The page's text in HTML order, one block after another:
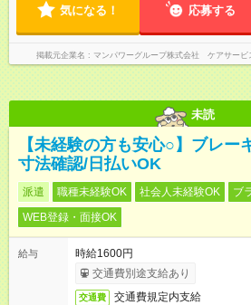
気になる！ 応募する
掲載元企業名 マンパワーグループ株式会社 ケアサービ
未読
【未経験の方も安心○】ブレー
寸法確認/日払いOK
派遣 職種未経験OK 社会人未経験OK
ブ
WEB登録・面接OK
給与
時給1600円
交通費別途支給あり
交通費 交通費規定内支給